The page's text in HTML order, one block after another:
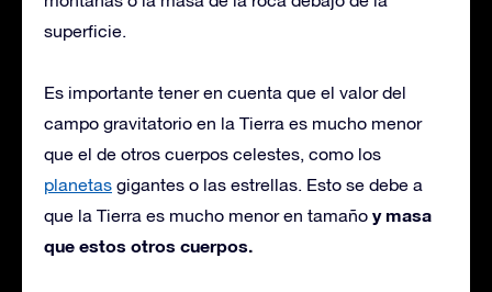
superficie.
Es importante tener en cuenta que el valor del
campo gravitatorio en la Tierra es mucho menor
que el de otros cuerpos celestes, como los
planetas gigantes o las estrellas. Esto se debe a
que la Tierra es mucho menor en tamaño y masa
que estos otros cuerpos.